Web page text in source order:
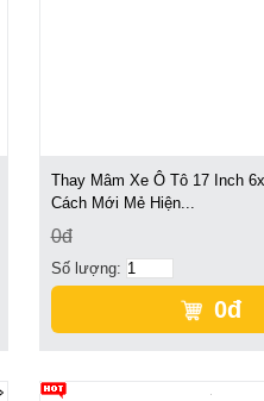
Thay Mâm Xe Ô Tô 17 Inch
Cách Mới Mẻ Hiện...
0đ
Số lượng:
0đ